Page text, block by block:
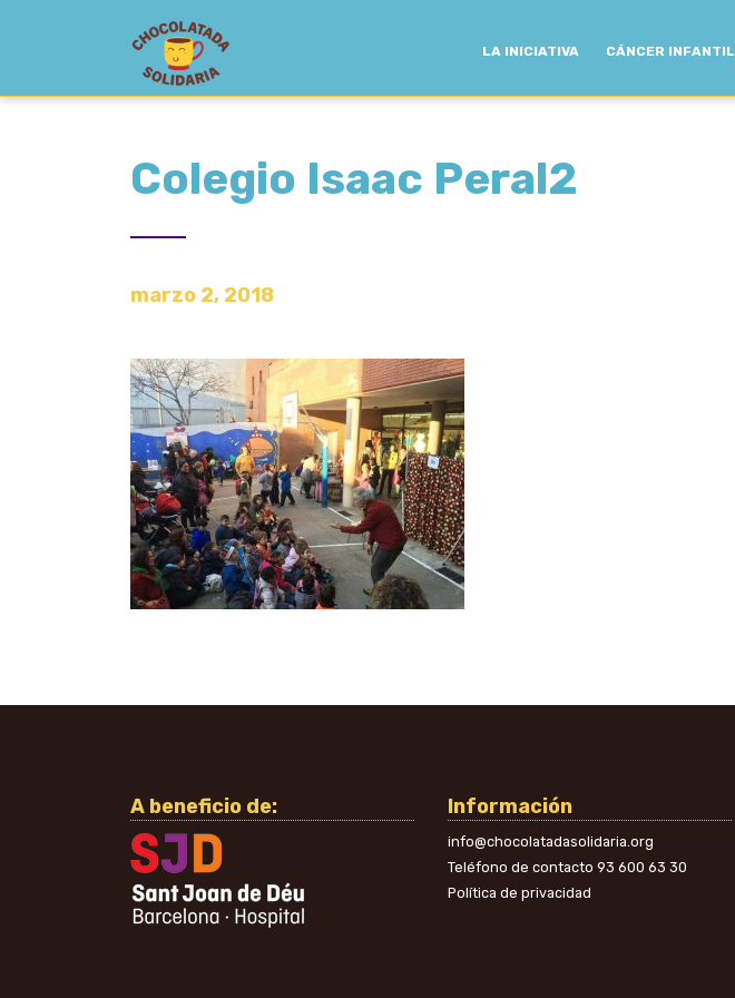
LA INICIATIVA CÁNCER INFANTIL
Colegio Isaac Peral2
marzo 2, 2018
A beneficio de: Información
info@chocolatadasolidaria.org
Teléfono de contacto 93 600 63 30
Política de privacidad